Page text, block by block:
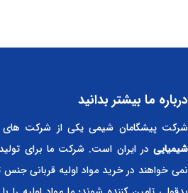
درباره ما بیشتر بدانید
شرکت پیشگامان شیمی یکی از شرکت های
شیمیایی در ایران است. شرکت ما برای
نمی خواهند در خرید مواد اولیه قربانی